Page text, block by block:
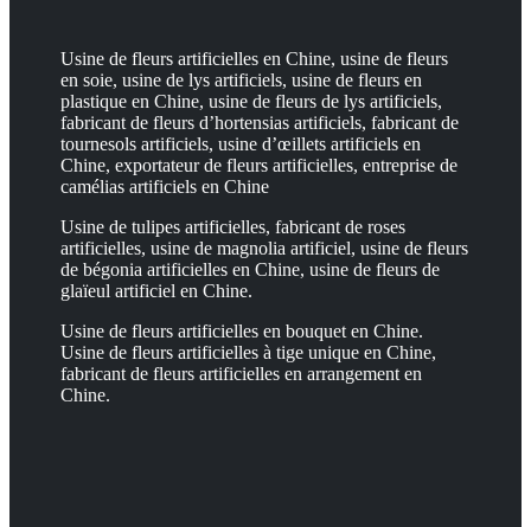
Usine de fleurs artificielles en Chine, usine de fleurs
en soie, usine de lys artificiels, usine de fleurs en
plastique en Chine, usine de fleurs de lys artificiels,
fabricant de fleurs d’hortensias artificiels, fabricant de
tournesols artificiels, usine d’œillets artificiels en
Chine, exportateur de fleurs artificielles, entreprise de
camélias artificiels en Chine
Usine de tulipes artificielles, fabricant de roses
artificielles, usine de magnolia artificiel, usine de fleurs
de bégonia artificielles en Chine, usine de fleurs de
glaïeul artificiel en Chine.
Usine de fleurs artificielles en bouquet en Chine.
Usine de fleurs artificielles à tige unique en Chine,
fabricant de fleurs artificielles en arrangement en
Chine.